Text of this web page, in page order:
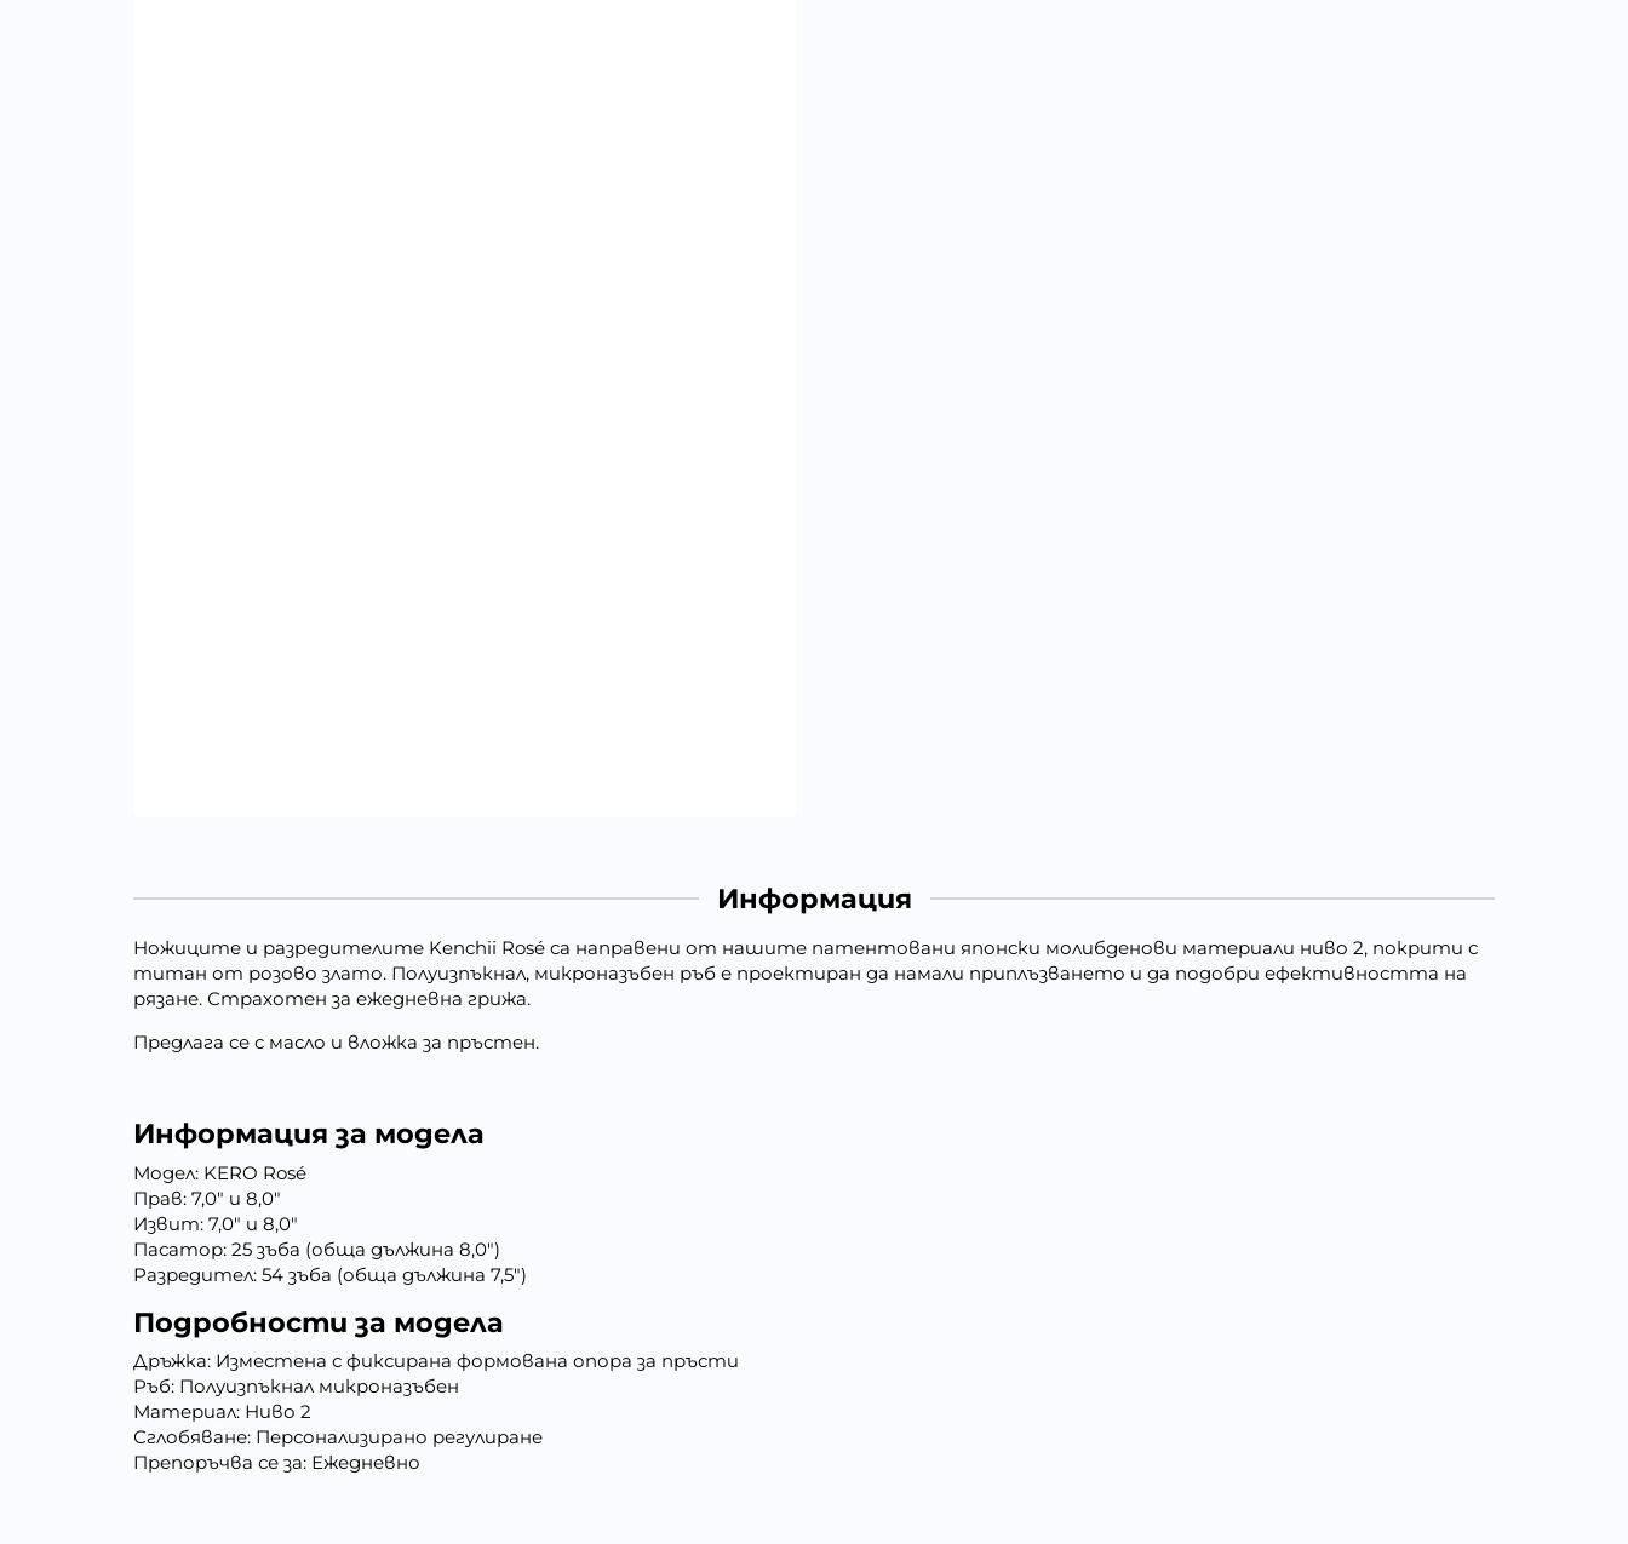
Информация
Ножиците и разредителите Kenchii Rosé са направени от нашите патентовани японски молибденови материали ниво 2, покрити с
титан от розово злато. Полуизпъкнал, микроназъбен ръб е проектиран да намали приплъзването и да подобри ефективността на
рязане. Страхотен за ежедневна грижа.
Предлага се с масло и вложка за пръстен.
Информация за модела
Модел: KERO Rosé
Прав: 7,0" и 8,0"
Извит: 7,0" и 8,0"
Пасатор: 25 зъба (обща дължина 8,0")
Разредител: 54 зъба (обща дължина 7,5")
Подробности за модела
Дръжка: Изместена с фиксирана формована опора за пръсти
Ръб: Полуизпъкнал микроназъбен
Материал: Ниво 2
Сглобяване: Персонализирано регулиране
Препоръчва се за: Ежедневно